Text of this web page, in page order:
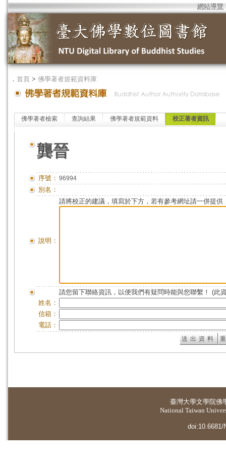
網站導覽
． 首頁 > 佛學著者規範資料庫
佛學著者檢索 查詢結果 佛學著者規範資料 校正著者資訊
龔晉
序號： 96994
別名：
說明：
請將校正的建議，填寫於下方，若有參考網址請一併提供
請您留下聯絡資訊，以便我們有疑問時能與您聯繫！ (此
姓名：
信箱：
電話：
臺灣大學文學院佛
National Taiwan
doi:10.6681/